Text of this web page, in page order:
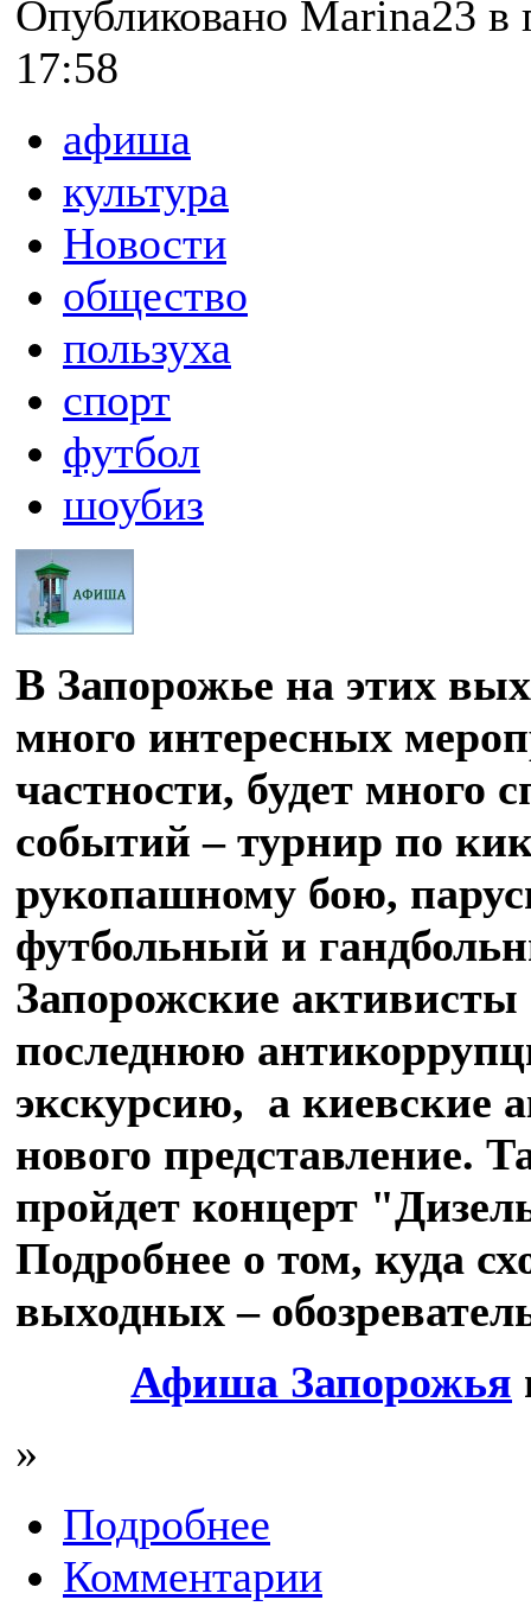
Опубликовано Marina23 в
17:58
афиша
культура
Новости
общество
пользуха
спорт
футбол
шоубиз
В Запорожье на этих
много интересных
частности, будет много
событий – турнир по
рукопашному бою,
футбольный и
Запорожские активисты
последнюю
экскурсию, а киевские
нового представление.
пройдет концерт
Подробнее о том, куда
выходных –
Афиша Запорожья
»
Подробнее
Комментарии